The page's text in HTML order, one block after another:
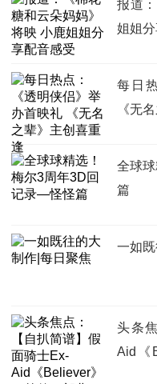
报道
姐姐
每日
《无
全球
篇
一如
头条
Aid《